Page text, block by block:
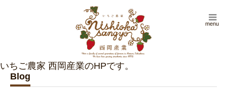
menu
Blog